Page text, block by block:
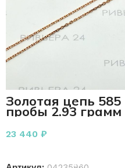
Золотая цепь 585
пробы 2.93 грамм
23 440 ₽